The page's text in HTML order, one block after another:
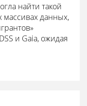
найти такой
массивах данных,
и Gaia, ожидая